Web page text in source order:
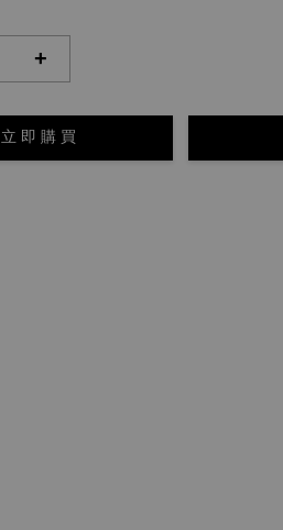
+
立 即 購 買